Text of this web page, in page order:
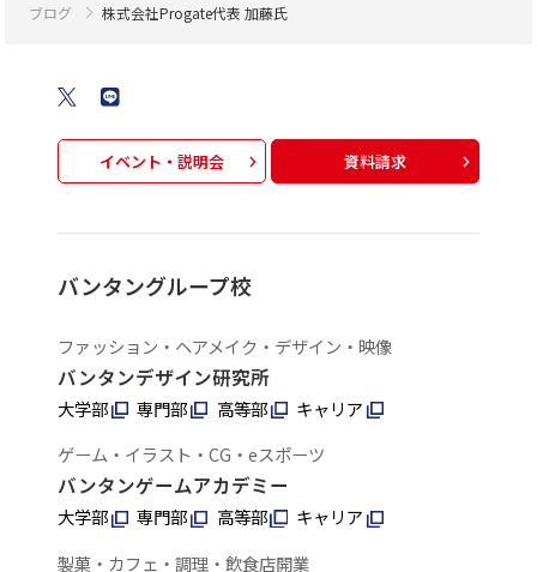
ブログ
株式会社Progate代表 加藤氏
イベント・説明会 資料請求
バンタングループ校
ファッション・ヘアメイク・デザイン・映像
バンタンデザイン研究所
大学部 専門部 高等部
キャリア
ゲーム・イラスト・CG・eスポーツ
バンタンゲームアカデミー
大学部 専門部 高等部
キャリア
製菓・カフェ・調理・飲食店開業